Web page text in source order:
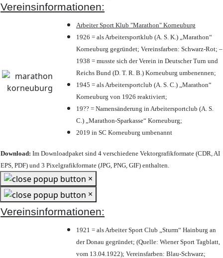
Vereinsinformationen:
Arbeiter Sport Klub "Marathon" Korneuburg
1926 = als Arbeitersportklub (A. S. K.) „Marathon“
Korneuburg gegründet; Vereinsfarben: Schwarz-Rot; –
1938 = musste sich der Verein in Deutscher Turn und
Reichs Bund (D. T. R. B.) Korneuburg umbenennen;
1945 = als Arbeitersportclub (A. S. C.) „Marathon“
Korneuburg von 1926 reaktiviert;
19?? = Namensänderung in Arbeitersportclub (A. S.
C.) „Marathon-Sparkasse“ Korneuburg;
2019 in SC Korneuburg umbenannt
Download: Im Downloadpaket sind 4 verschiedene Vektorgrafikformate (CDR, AI
EPS, PDF) und 3 Pixelgrafikformate (JPG, PNG, GIF) enthalten.
×
×
Vereinsinformationen:
1921 = als Arbeiter Sport Club „Sturm“ Hainburg an
der Donau gegründet; (Quelle: Wiener Sport Tagblatt,
vom 13.04.1922); Vereinsfarben: Blau-Schwarz;